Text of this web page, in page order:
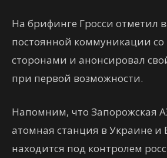
На брифинге Гросси отметил
постоянной коммуникации со
сторонами и анонсировал
при первой возможности.
Напомним, что Запорожская
атомная станция в Украине и
находится под контролем